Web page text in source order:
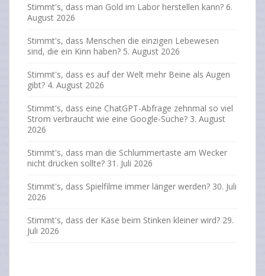
Stimmt's, dass man Gold im Labor herstellen kann? 6.
August 2026
Stimmt's, dass Menschen die einzigen Lebewesen
sind, die ein Kinn haben? 5. August 2026
Stimmt's, dass es auf der Welt mehr Beine als Augen
gibt? 4. August 2026
Stimmt's, dass eine ChatGPT-Abfrage zehnmal so viel
Strom verbraucht wie eine Google-Suche? 3. August
2026
Stimmt's, dass man die Schlummertaste am Wecker
nicht drücken sollte? 31. Juli 2026
Stimmt's, dass Spielfilme immer länger werden? 30. Juli
2026
Stimmt's, dass der Käse beim Stinken kleiner wird? 29.
Juli 2026